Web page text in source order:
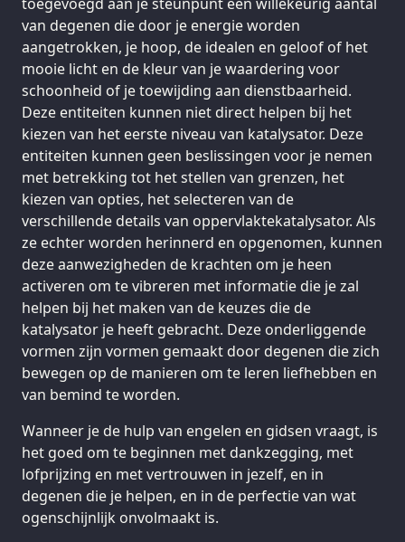
van degenen die door je energie worden
aangetrokken, je hoop, de idealen en geloof of het
mooie licht en de kleur van je waardering voor
schoonheid of je toewijding aan dienstbaarheid.
Deze entiteiten kunnen niet direct helpen bij het
kiezen van het eerste niveau van katalysator. Deze
entiteiten kunnen geen beslissingen voor je nemen
met betrekking tot het stellen van grenzen, het
kiezen van opties, het selecteren van de
verschillende details van oppervlaktekatalysator. Als
ze echter worden herinnerd en opgenomen, kunnen
deze aanwezigheden de krachten om je heen
activeren om te vibreren met informatie die je zal
helpen bij het maken van de keuzes die de
katalysator je heeft gebracht. Deze onderliggende
vormen zijn vormen gemaakt door degenen die zich
bewegen op de manieren om te leren liefhebben en
van bemind te worden.
Wanneer je de hulp van engelen en gidsen vraagt, is
het goed om te beginnen met dankzegging, met
lofprijzing en met vertrouwen in jezelf, en in
degenen die je helpen, en in de perfectie van wat
ogenschijnlijk onvolmaakt is.